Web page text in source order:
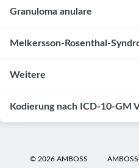
Granuloma anulare
E
i
e
m
Melkersson-Rosenthal-
Ä
i
o
Weitere
Sarkoidose
Kodierung nach ICD-10-GM
© 2026AMBOSS